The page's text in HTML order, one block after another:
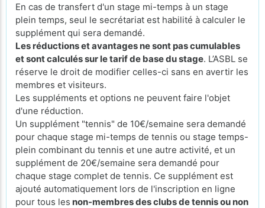
En cas de transfert d'un stage mi-temps à un stage
plein temps, seul le secrétariat est habilité à calculer le
supplément qui sera demandé.
Les réductions et avantages ne sont pas cumulables
et sont calculés sur le tarif de base du stage. L’ASBL se
réserve le droit de modifier celles-ci sans en avertir les
membres et visiteurs.
Les suppléments et options ne peuvent faire l'objet
d'une réduction.
Un supplément "tennis" de 10€/semaine sera demandé
pour chaque stage mi-temps de tennis ou stage temps-
plein combinant du tennis et une autre activité, et un
supplément de 20€/semaine sera demandé pour
chaque stage complet de tennis. Ce supplément est
ajouté automatiquement lors de l'inscription en ligne
pour tous les non-membres des clubs de tennis ou non